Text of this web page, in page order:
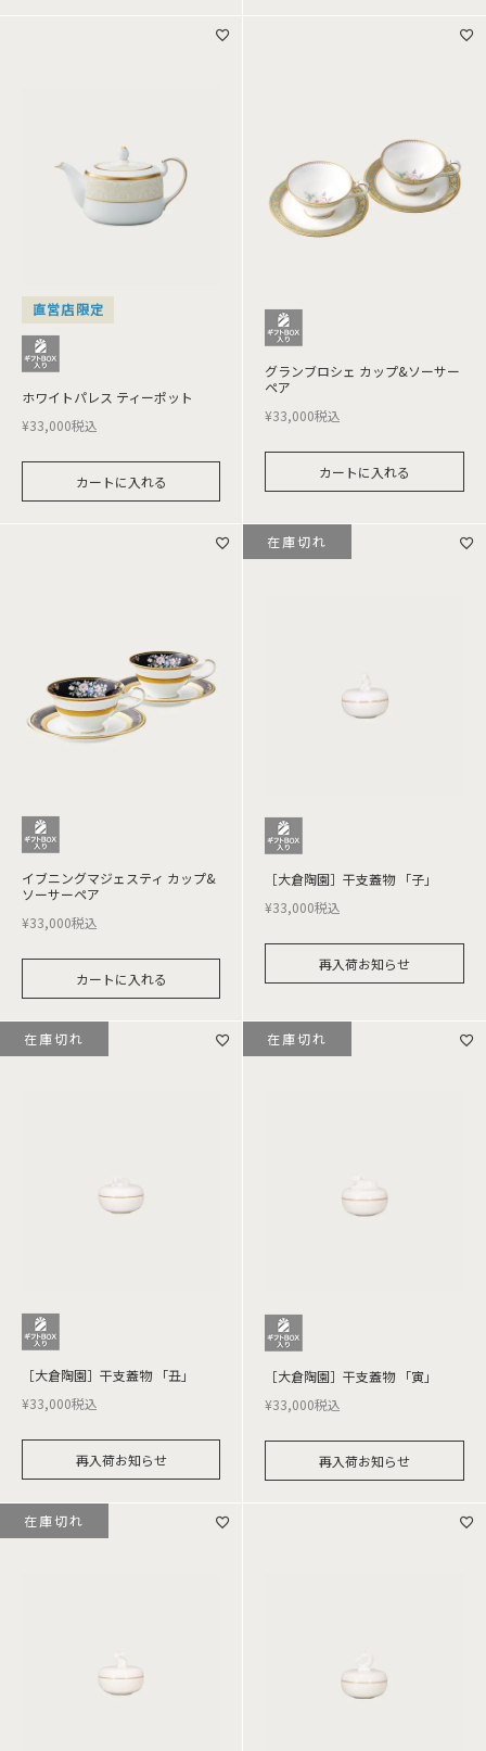
直営店限定
ホワイトパレス ティーポット
¥33,000税込
カートに入れる
グランブロシェ カップ&ソーサー
ペア
¥33,000税込
カートに入れる
イブニングマジェスティ カップ&
ソーサーペア
¥33,000税込
カートに入れる
［大倉陶園］干支蓋物 「子」
¥33,000税込
再入荷お知らせ
在庫切れ
［大倉陶園］干支蓋物 「丑」
¥33,000税込
再入荷お知らせ
在庫切れ
［大倉陶園］干支蓋物 「寅」
¥33,000税込
再入荷お知らせ
在庫切れ
在庫切れ